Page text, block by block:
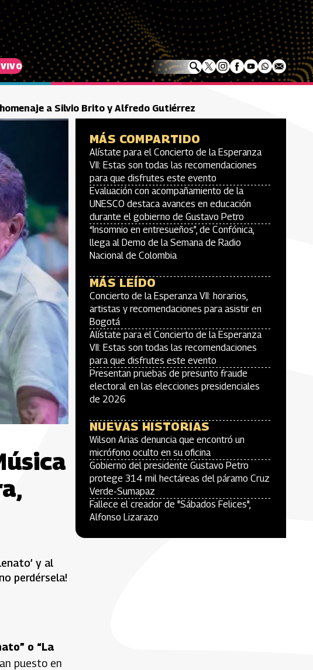
a Silvio Brito y Alfredo Gutiérrez
y al
perdérsela!
o “La
puesto en
MÁS COMPARTIDO
Alístate para el Concierto de la Esperanza
VII: Estas son todas las recomendaciones
para que disfrutes este evento
Evaluación con acompañamiento de la
UNESCO destaca avances en educación
durante el gobierno de Gustavo Petro
“Insomnio en entresueños”, de Confónica,
llega al Demo de la Semana de Radio
Nacional de Colombia
MÁS LEÍDO
Concierto de la Esperanza VII: horarios,
artistas y recomendaciones para asistir en
Bogotá
Alístate para el Concierto de la Esperanza
VII: Estas son todas las recomendaciones
para que disfrutes este evento
Presentan pruebas de presunto fraude
electoral en las elecciones presidenciales
de 2026
NUEVAS HISTORIAS
Wilson Arias denuncia que encontró un
micrófono oculto en su oficina
Gobierno del presidente Gustavo Petro
protege 314 mil hectáreas del páramo Cruz
Verde-Sumapaz
Fallece el creador de "Sábados Felices",
Alfonso Lizarazo